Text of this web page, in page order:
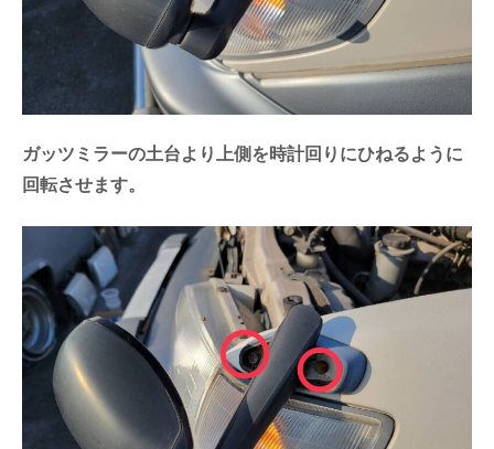
ガッツミラーの土台より上側を時計回りにひねるように
回転させます。